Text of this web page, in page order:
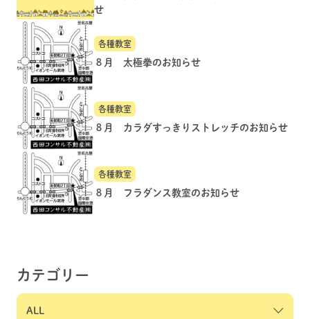
せ
各種教室
８月 太極拳のお知らせ
各種教室
８月 カラダすっきりストレッチのお知らせ
各種教室
８月 フラダンス教室のお知らせ
カテゴリー